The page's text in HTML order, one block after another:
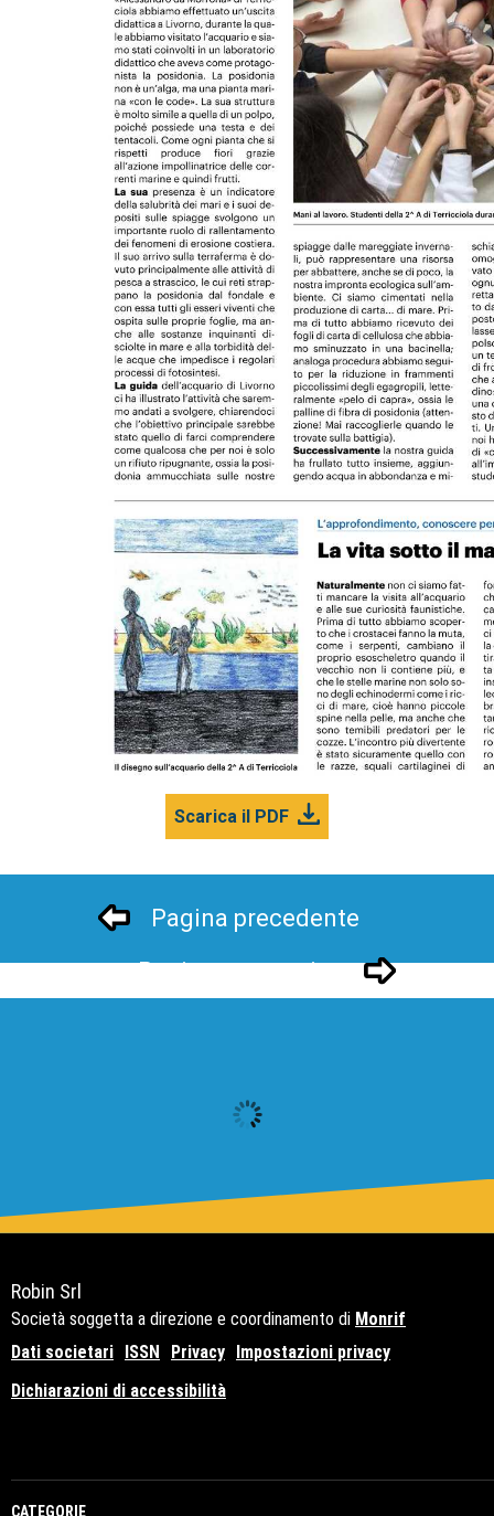
Scarica il PDF
Pagina precedente
Pagina successivo
Robin Srl
Società soggetta a direzione e coordinamento di Monrif
Dati societari
ISSN Privacy
Impostazioni privacy
Dichiarazioni di accessibilità
CATEGORIE